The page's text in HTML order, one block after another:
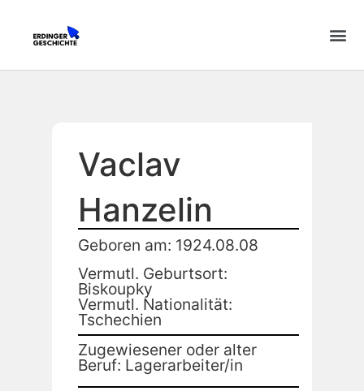
Vaclav
Hanzelin
Geboren am: 1924.08.08
Vermutl. Geburtsort:
Biskoupky
Vermutl. Nationalität:
Tschechien
Zugewiesener oder alter
Beruf: Lagerarbeiter/in